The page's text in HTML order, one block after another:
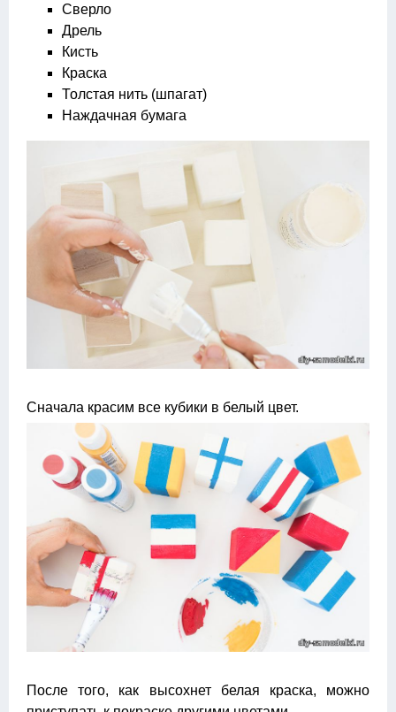
Сверло
Дрель
Кисть
Краска
Толстая нить (шпагат)
Наждачная бумага
Сначала красим все кубики в белый цвет.
После того, как высохнет белая краска, можно